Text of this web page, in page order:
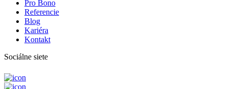
Pro Bono
Referencie
Blog
Kariéra
Kontakt
Sociálne siete